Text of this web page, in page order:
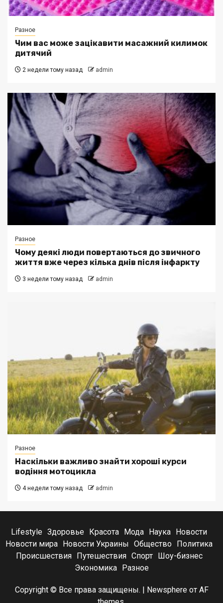
Разное
Чим вас може зацікавити масажний килимок
дитячий
2 недели тому назад admin
Разное
Чому деякі люди повертаються до звичного
життя вже через кілька днів після інфаркту
3 недели тому назад admin
Разное
Наскільки важливо знайти хороші курси
водіння мотоцикла
4 недели тому назад admin
Lifestyle Здоровье Красота Мода Наука Новости
Новости мира Новости Украины Общество Политика
Происшествия
Путешествия Спорт
Шоу-бизнес
Экономика
Разное
Copyright © Все права защищены. | Newsphereот AF